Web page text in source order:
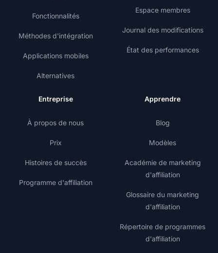
Fonctionnalités
Méthodes d'intégration
Applications mobiles
Alternatives
Espace membres
Journal des modifications
État des performances
Entreprise
À propos de nous
Prix
Histoires de succès
Programme d'affiliation
Apprendre
Blog
Modèles
Académie de marketing
d'affiliation
Glossaire du marketing
d'affiliation
Répertoire de programmes
d'affiliation